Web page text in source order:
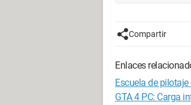
Compartir
Enlaces
Escuela de
GTA 4 PC: Carga